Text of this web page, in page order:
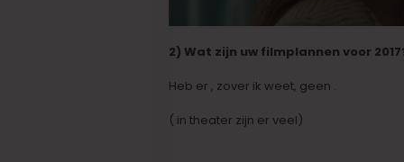
2) Wat zijn uw filmplannen voor
Heb er , zover ik weet, geen .
( in theater zijn er veel)